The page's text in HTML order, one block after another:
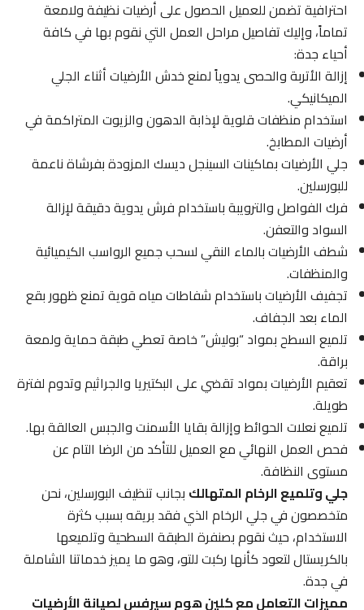
احترافية تضمن للعميل الحصول على أرضيات نظيفة ولامعة
تماماً، وإليك تفاصيل مراحل العمل التي نقوم بها في كافة
أحياء جدة:
إزالة الأتربة والحصى يدوياً لمنع خدش الأرضيات أثناء الجلي
الميكانيكي.
استخدام منظفات قلوية لإذابة الدهون والزيوت المتراكمة في
أرضيات المطابخ.
جلي الأرضيات بماكينات السينجل ديسك المزودة بفرشاة ناعمة
للبورسلين.
فرك الفواصل والترويبة باستخدام فرش يدوية دقيقة لإزالة
السواد والتعفن.
شطف الأرضيات بالماء النقي لسحب جميع الرواسب الكيميائية
والمنظفات.
تجفيف الأرضيات باستخدام شفاطات مياه قوية تمنع ظهور بقع
الماء بعد الجفاف.
تلميع السطح بمواد “بوليش” خاصة تعطي طبقة حماية ولمعة
براقة.
تعقيم الأرضيات بمواد تقضي على البكتيريا والجراثيم وتدوم لفترة
طويلة.
تلميع نعلات الحوائط وإزالة بقايا الأسمنت والجبس العالقة بها.
فحص العمل النهائي مع العميل للتأكد من الرضا التام عن
مستوى النظافة.
جلي وتلميع الرخام المتهالكبجانب تنظيف البورسلين، نحن
متخصصون في جلي الرخام الذي فقد بريقه بسبب كثرة
الاستخدام، حيث نقوم بصنفرة الطبقة السطحية وتلميعها
بالكريستال لتعود كأنها ركبت للتو، وهو ما يميز خدماتنا الشاملة
في جدة.
مميزات التعامل مع كلين هوم سيرفس لصيانة الأرضيات